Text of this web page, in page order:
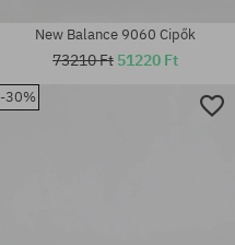
Elérhető méretek:
New Balance 9060 Cipők
73210 Ft 51220 Ft
-30%